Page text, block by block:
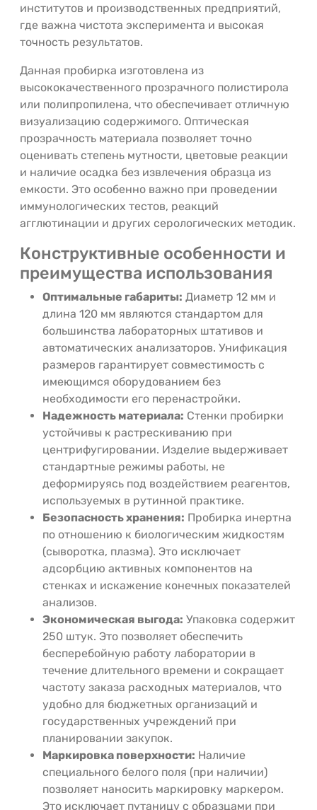
институтов и производственных предприятий,
где важна чистота эксперимента и высокая
точность результатов.
Данная пробирка изготовлена из
высококачественного прозрачного полистирола
или полипропилена, что обеспечивает отличную
визуализацию содержимого. Оптическая
прозрачность материала позволяет точно
оценивать степень мутности, цветовые реакции
и наличие осадка без извлечения образца из
емкости. Это особенно важно при проведении
иммунологических тестов, реакций
агглютинации и других серологических методик.
Конструктивные особенности и
преимущества использования
Оптимальные габариты: Диаметр 12 мм и
длина 120 мм являются стандартом для
большинства лабораторных штативов и
автоматических анализаторов. Унификация
размеров гарантирует совместимость с
имеющимся оборудованием без
необходимости его перенастройки.
Надежность материала: Стенки пробирки
устойчивы к растрескиванию при
центрифугировании. Изделие выдерживает
стандартные режимы работы, не
деформируясь под воздействием реагентов,
используемых в рутинной практике.
Безопасность хранения: Пробирка инертна
по отношению к биологическим жидкостям
(сыворотка, плазма). Это исключает
адсорбцию активных компонентов на
стенках и искажение конечных показателей
анализов.
Экономическая выгода: Упаковка содержит
250 штук. Это позволяет обеспечить
бесперебойную работу лаборатории в
течение длительного времени и сокращает
частоту заказа расходных материалов, что
удобно для бюджетных организаций и
государственных учреждений при
планировании закупок.
Маркировка поверхности: Наличие
специального белого поля (при наличии)
позволяет наносить маркировку маркером.
Это исключает путаницу с образцами при